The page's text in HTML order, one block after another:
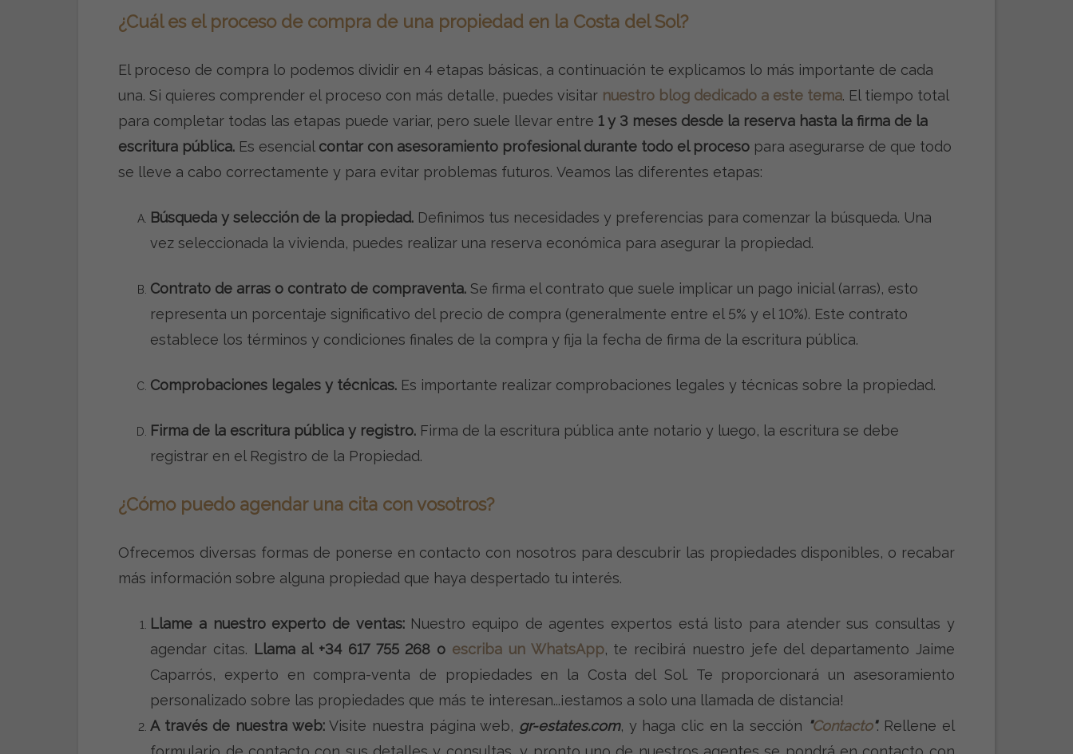
¿Cuál es el proceso de compra de una propiedad en la Costa del Sol?
El proceso de compra lo podemos dividir en 4 etapas básicas, a continuación te explicamos lo más importante de cada
una. Si quieres comprender el proceso con más detalle, puedes visitar nuestro blog dedicado a este tema. El tiempo total
para completar todas las etapas puede variar, pero suele llevar entre 1 y 3 meses desde la reserva hasta la firma de la
escritura pública. Es esencial contar con asesoramiento profesional durante todo el proceso para asegurarse de que todo
se lleve a cabo correctamente y para evitar problemas futuros. Veamos las diferentes etapas:
Búsqueda y selección de la propiedad. Definimos tus necesidades y preferencias para comenzar la búsqueda. Una
vez seleccionada la vivienda, puedes realizar una reserva económica para asegurar la propiedad.
Contrato de arras o contrato de compraventa. Se firma el contrato que suele implicar un pago inicial (arras), esto
representa un porcentaje significativo del precio de compra (generalmente entre el 5% y el 10%). Este contrato
establece los términos y condiciones finales de la compra y fija la fecha de firma de la escritura pública.
Comprobaciones legales y técnicas. Es importante realizar comprobaciones legales y técnicas sobre la propiedad.
Firma de la escritura pública y registro. Firma de la escritura pública ante notario y luego, la escritura se debe
registrar en el Registro de la Propiedad.
¿Cómo puedo agendar una cita con vosotros?
Ofrecemos diversas formas de ponerse en contacto con nosotros para descubrir las propiedades disponibles, o recabar
más información sobre alguna propiedad que haya despertado tu interés.
Llame a nuestro experto de ventas:Nuestro equipo de agentes expertos está listo para atender sus consultas y
agendar citas. Llama al +34 617 755 268 o escriba un WhatsApp, te recibirá nuestro jefe del departamento Jaime
Caparrós, experto en compra-venta de propiedades en la Costa del Sol. Te proporcionará un asesoramiento
personalizado sobre las propiedades que más te interesan...¡estamos a solo una llamada de distancia!
A través de nuestra web:Visite nuestra página web, gr-estates.com, y haga clic en la sección "Contacto". Rellene el